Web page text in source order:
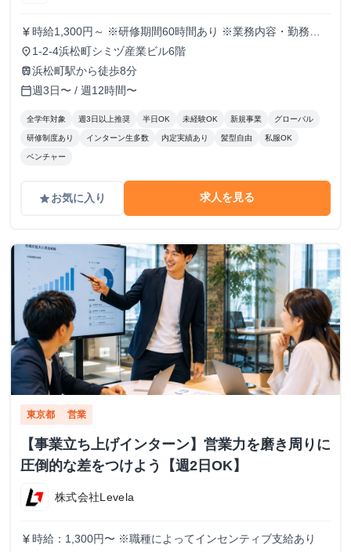
currency_yen 時給1,300円～ ※研修期間60時間あり ※業務内容・勤務状
況により決定
place 1-2-4浜松町シミヅ産業ビル6階
train浜松町駅から徒歩8分
calendar_today週3日〜 / 週12時間〜
全学年対象 週3日以上推奨 半日OK 未経験OK 新規事業 グローバル
研修制度あり インターン生多数 内定実績あり 髪型自由 私服OK
ベンチャー
gradeお気に入り 求人を見る
東京都 営業
【事業立ち上げインターン】営業力を磨き周りに
圧倒的な差をつけよう【週2日OK】
株式会社Levela
currency_yen 時給：1,300円〜 ※職種によってインセンティブ支給あり